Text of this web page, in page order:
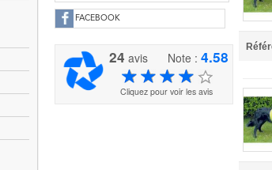
FACEBOOK
24 avis Note :4.58
Cliquez pour voir les avis